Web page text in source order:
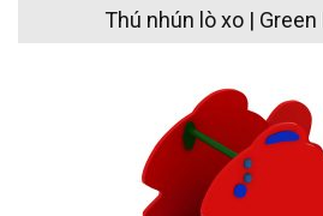
Thú nhún lò xo |